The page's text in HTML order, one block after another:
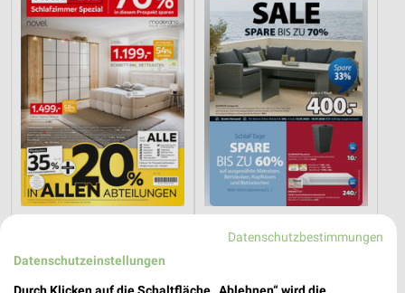
Noch heute gültig
Spare bis zu 70%
Datenschutzbestimmungen
Datenschutzeinstellungen
Durch Klicken auf die Schaltfläche „Ablehnen“ wird die